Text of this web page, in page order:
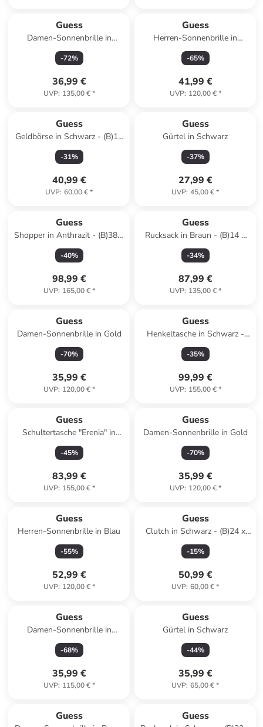
Guess
Damen-Sonnenbrille in
Dunkelblau/ Gold
-72%
36,99 €
UVP: 135,00 €*
Guess
Herren-Sonnenbrille in
Schwarz/ Grau
-65%
41,99 €
UVP: 120,00 €*
Guess
Geldbörse in Schwarz - (B)14
x (H)9.3 cm
-31%
40,99 €
UVP: 60,00 €*
Guess
Gürtel in Schwarz
-37%
27,99 €
UVP: 45,00 €*
Guess
Shopper in Anthrazit - (B)38 x
(H)27 x (T)12 cm
-40%
98,99 €
UVP: 165,00 €*
Guess
Rucksack in Braun - (B)14 x
(H)35 x (T)7 cm
-34%
87,99 €
UVP: 135,00 €*
Guess
Damen-Sonnenbrille in Gold
-70%
35,99 €
UVP: 120,00 €*
Guess
Henkeltasche in Schwarz -
(B)30 x (H)20 x (T)14 cm
-35%
99,99 €
UVP: 155,00 €*
Guess
Schultertasche "Erenia" in
Anthrazit - (B)40 x (H)34 x
(T)20 cm
-45%
83,99 €
UVP: 155,00 €*
Guess
Damen-Sonnenbrille in Gold
-70%
35,99 €
UVP: 120,00 €*
Guess
Herren-Sonnenbrille in Blau
-55%
52,99 €
UVP: 120,00 €*
Guess
Clutch in Schwarz - (B)24 x
(H)14 x (T)1,5 cm
-15%
50,99 €
UVP: 60,00 €*
Guess
Damen-Sonnenbrille in
Silber/Braun
-68%
35,99 €
UVP: 115,00 €*
Guess
Gürtel in Schwarz
-44%
35,99 €
UVP: 65,00 €*
Guess Guess